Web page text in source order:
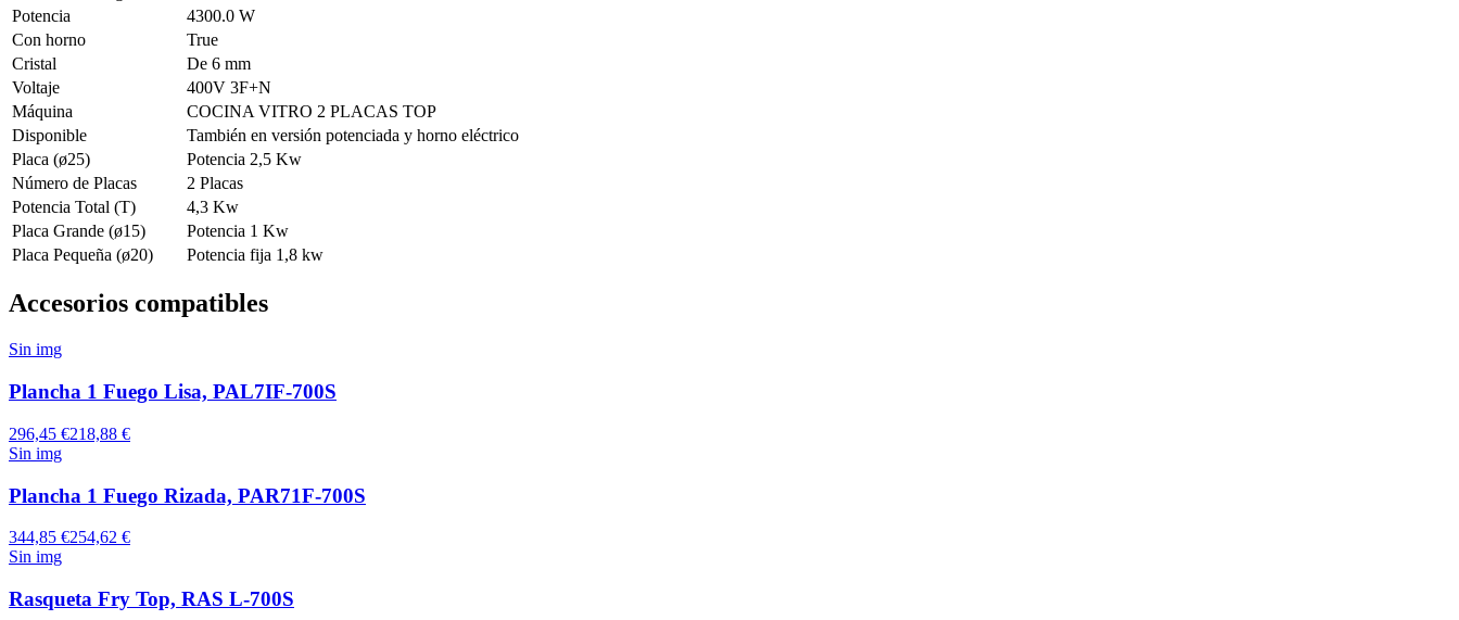
Potencia
4300.0 W
Con horno
True
Cristal
De 6 mm
Voltaje
400V 3F+N
Máquina
COCINA VITRO 2 PLACAS TOP
Disponible
También en versión potenciada y horno eléctrico
Placa (ø25)
Potencia 2,5 Kw
Número de Placas
2 Placas
Potencia Total (T)
4,3 Kw
Placa Grande (ø15)
Potencia 1 Kw
Placa Pequeña (ø20)
Potencia fija 1,8 kw
Accesorios compatibles
Sin img
Plancha 1 Fuego Lisa, PAL7IF-700S
296,45 €218,88 €
Sin img
Plancha 1 Fuego Rizada, PAR71F-700S
344,85 €254,62 €
Sin img
Rasqueta Fry Top, RAS L-700S